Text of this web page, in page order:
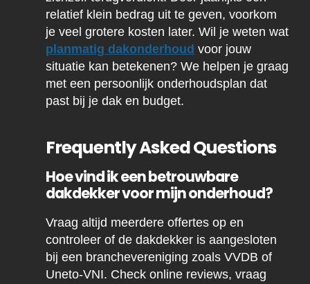
relatief klein bedrag uit te geven, voorkom
je veel grotere kosten later. Wil je weten wat
planmatig dakonderhoud voor jouw
situatie kan betekenen? We helpen je graag
met een persoonlijk onderhoudsplan dat
past bij je dak en budget.
Frequently Asked Questions
Hoe vind ik een betrouwbare
dakdekker voor mijn onderhoud?
Vraag altijd meerdere offertes op en
controleer of de dakdekker is aangesloten
bij een branchevereniging zoals VVDB of
Uneto-VNI. Check online reviews, vraag